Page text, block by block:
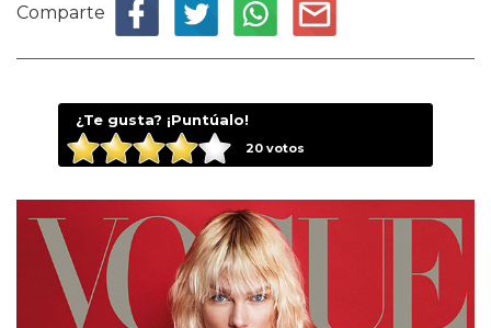
Comparte
¿Te gusta? ¡Puntúalo!
20votos